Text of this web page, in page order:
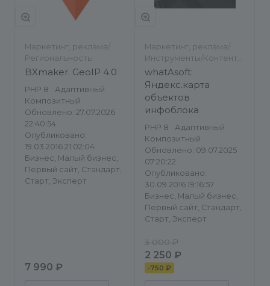
Маркетинг, реклама/
Региональность
BXmaker. GeoIP 4.0
PHP 8
Адаптивный
Композитный
Обновлено: 27.07.2026
22:40:54
Опубликовано:
19.03.2016 21:02:04
Бизнес, Малый бизнес,
Первый сайт, Стандарт,
Старт, Эксперт
7 990 ₽
Маркетинг, реклама/
Инструменты/Контент-
менеджеру/
Региональность
whatAsoft:
Яндекс.карта
объектов
инфоблока
PHP 8
Адаптивный
Композитный
Обновлено: 09.07.2025
07:20:22
Опубликовано:
30.09.2016 19:16:57
Бизнес, Малый бизнес,
Первый сайт, Стандарт,
Старт, Эксперт
3 000 ₽
2 250 ₽
-750 ₽